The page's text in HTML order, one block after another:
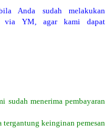
Anda sudah melakukan
via YM, agar kami dapat
sudah menerima pembayaran
tergantung keinginan pemesan